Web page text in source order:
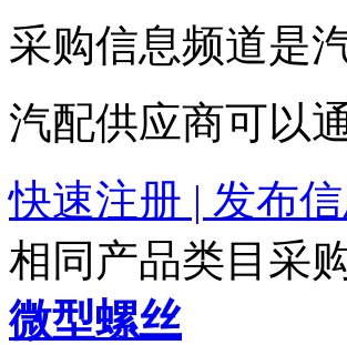
采购信息频道是
汽配供应商可以
快速注册 | 发布
相同产品类目采
微型螺丝